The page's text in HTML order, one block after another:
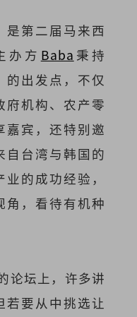
第二届马来西
办方 Baba 秉持
出发点，不仅
府机构、农产零
嘉宾，还特别邀
自台湾与韩国的
的成功经验，
角，看待有机种
论坛上，许多讲
若要从中挑选让